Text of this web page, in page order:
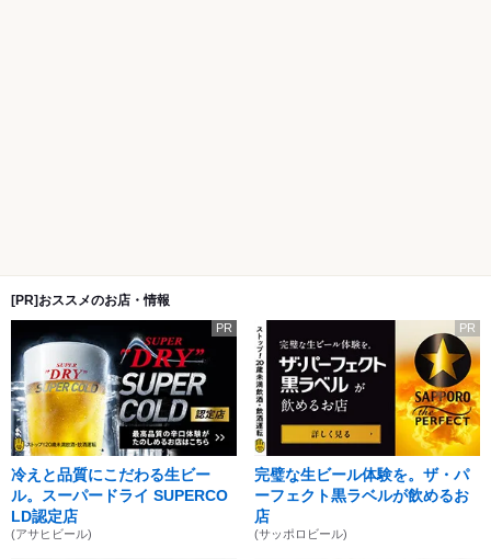
[PR]おススメのお店・情報
PR
冷えと品質にこだわる生ビー
ル。スーパードライ SUPERCO
LD認定店
(アサヒビール)
PR
完璧な生ビール体験を。ザ・パ
ーフェクト黒ラベルが飲めるお
店
(サッポロビール)